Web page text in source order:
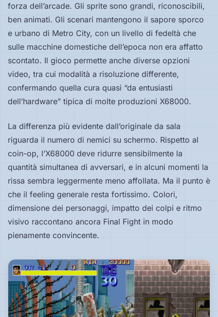
forza dell’arcade. Gli sprite sono grandi, riconoscibili,
ben animati. Gli scenari mantengono il sapore sporco
e urbano di Metro City, con un livello di fedeltà che
sulle macchine domestiche dell’epoca non era affatto
scontato. Il gioco permette anche diverse opzioni
video, tra cui modalità a risoluzione differente,
confermando quella cura quasi “da entusiasti
dell’hardware” tipica di molte produzioni X68000.
La differenza più evidente dall’originale da sala
riguarda il numero di nemici su schermo. Rispetto al
coin-op, l’X68000 deve ridurre sensibilmente la
quantità simultanea di avversari, e in alcuni momenti la
rissa sembra leggermente meno affollata. Ma il punto è
che il feeling generale resta fortissimo. Colori,
dimensione dei personaggi, impatto dei colpi e ritmo
visivo raccontano ancora Final Fight in modo
pienamente convincente.